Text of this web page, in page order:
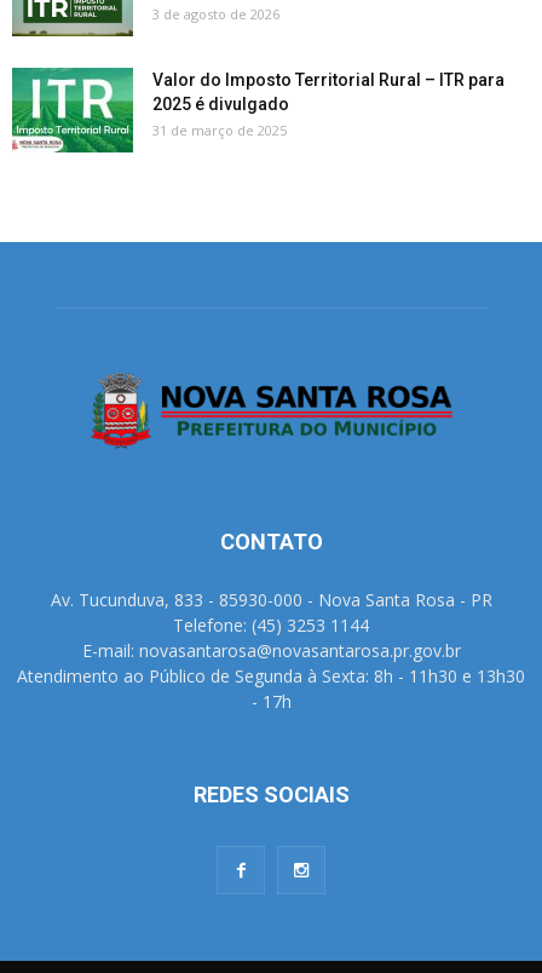
3 de agosto de 2026
Valor do Imposto Territorial Rural – ITR para
2025 é divulgado
31 de março de 2025
CONTATO
Av. Tucunduva, 833 - 85930-000 - Nova Santa Rosa - PR
Telefone: (45) 3253 1144
E-mail: novasantarosa@novasantarosa.pr.gov.br
Atendimento ao Público de Segunda à Sexta: 8h - 11h30 e 13h30
- 17h
REDES SOCIAIS